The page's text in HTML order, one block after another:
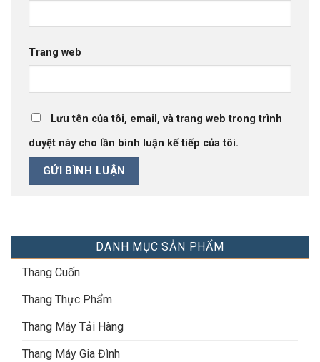
Trang web
Lưu tên của tôi, email, và trang web trong trình
duyệt này cho lần bình luận kế tiếp của tôi.
DANH MỤC SẢN PHẨM
Thang Cuốn
Thang Thực Phẩm
Thang Máy Tải Hàng
Thang Máy Gia Đình